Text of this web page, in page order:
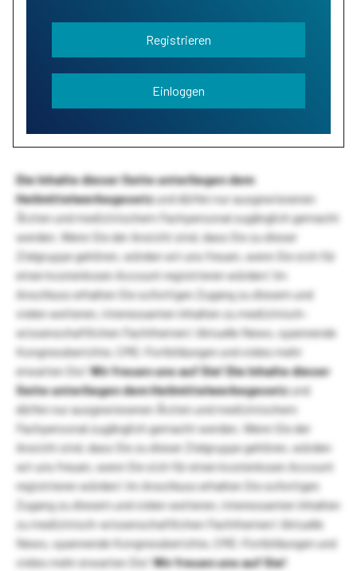
Registrieren
Einloggen
Die Inhalte dieser Seite unterliegen dem
Heilmittelwerbegesetzund dürfen nur ausgewiesenen
Ärzten und medizinischem Fachpersonal zugänglich gemacht
werden. Wenn Sie der Ansicht sind, dass Sie zu dieser
Zielgruppe gehören, würden wir uns freuen, wenn Sie sich für
einen kostenlosen Account registrieren würden! Im
Anschluss erhalten Sie sofortigen Zugang zu diesem und
vielen weiteren, interessanten Inhalten zu medizinisch-
wissenschaftlichen Fachthemen! Aktuelle News, spannende
Kongressberichte, CME-Fortbildungen und vieles mehr
erwarten Sie!Wir freuen uns auf Sie!Die Inhalte dieser
Seite unterliegen dem Heilmittelwerbegesetzund
dürfen nur ausgewiesenen Ärzten und medizinischem
Fachpersonal zugänglich gemacht werden. Wenn Sie der
Ansicht sind, dass Sie zu dieser Zielgruppe gehören, würden
wir uns freuen, wenn Sie sich für einen kostenlosen Account
registrieren würden! Im Anschluss erhalten Sie sofortigen
Zugang zu diesem und vielen weiteren, interessanten Inhalten
zu medizinisch-wissenschaftlichen Fachthemen! Aktuelle
News, spannende Kongressberichte, CME-Fortbildungen und
vieles mehr erwarten Sie!Wir freuen uns auf Sie!